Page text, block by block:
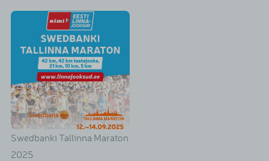
Swedbanki Tallinna Maraton
2025